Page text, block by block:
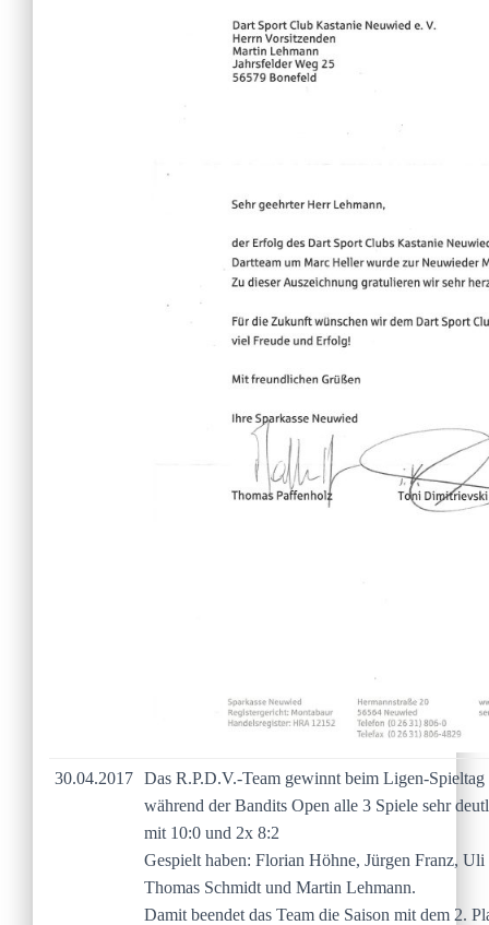
30.04.2017 Das R.P.D.V.-Team gewinnt beim Ligen-Spieltag
während der Bandits Open alle 3 Spiele sehr
mit 10:0 und 2x 8:2
Gespielt haben: Florian Höhne, Jürgen Franz,
Thomas Schmidt und Martin Lehmann.
Damit beendet das Team die Saison mit dem 2.